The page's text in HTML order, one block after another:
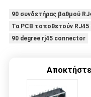
90 συνδετήρας βαθμού
Τα PCB τοποθετούν
90 degree rj45 connector
Αποκτήστε